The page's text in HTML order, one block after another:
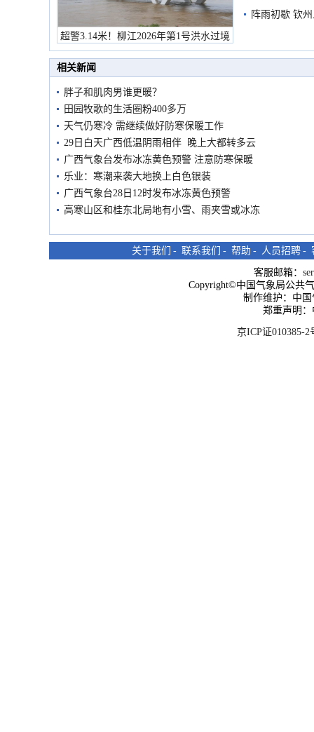
超警3.14米！柳江2026年第1号洪水过境
市民在堤岸见证汛况
阵雨初歇 钦
相关新闻
胖子和肌肉男谁更暖？
田园牧歌的生活圈粉400多万
天气仍寒冷 需继续做好防寒保暖工作
29日白天广西低温阴雨相伴 晚上大都转多云
广西气象台发布冰冻黄色预警 注意防寒保暖
乐业：寒潮来袭大地换上白色银装
广西气象台28日12时发布冰冻黄色预警
高寒山区和桂东北局地有小雪、雨夹雪或冰冻
关于我们 - 联系我们 - 帮助 - 人员招聘 -
客服邮箱：
Copyright©中国气象局公共
制作维护：中
郑重声明
京ICP证010385-2